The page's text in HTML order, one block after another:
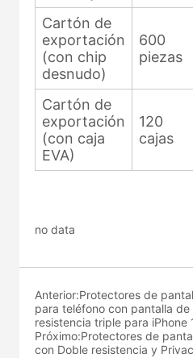
no data
Anterior:Protectores de
para teléfono con pantalla
resistencia triple para iPhone
Próximo:Protectores de
con Doble resistencia y